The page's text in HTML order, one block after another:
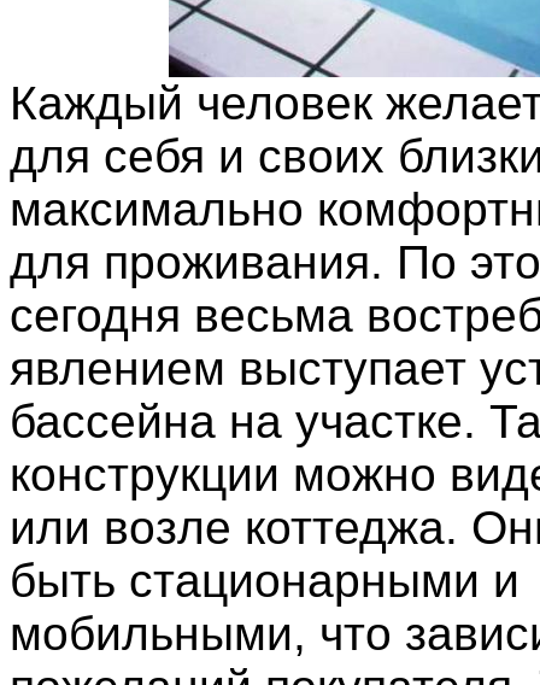
Каждый человек
для себя и своих
максимально
для проживания. По
сегодня весьма
явлением выступает
бассейна на участке.
конструкции можно
или возле коттеджа.
быть стационарными и
мобильными, что